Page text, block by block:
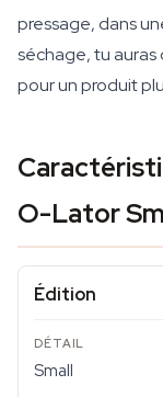
pressage, dans
séchage, tu auras
pour un produit
O-Lator
Édition
Small